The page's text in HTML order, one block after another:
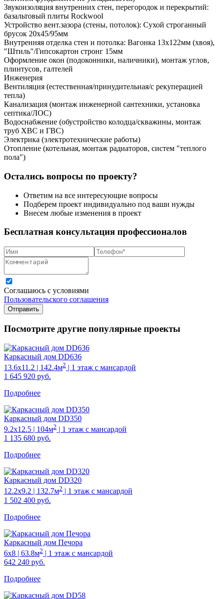
Звукоизоляция внутренних стен, перегородок и перекрытий:
базальтовый плиты Rockwool
Устройство вент.зазора (стены, потолок): Сухой строганный
брусок 20х45/95мм
Внутренняя отделка стен и потолка: Вагонка 13х122мм (хвоя),
"Штиль"/Гипсокартон стронг 15мм
Оформление окон (подоконники, наличники), монтаж углов,
плинтусов, галтелей
Инженерия
Вентиляция (естественная/принудительная/с рекуперацией
тепла)
Канализация (монтаж инженерной сантехники, установка
септика/ЛОС)
Водоснабжение (обустройство колодца/скважины, монтаж
труб ХВС и ГВС)
Электрика (электротехнические работы)
Отопление (котельная, монтаж радиаторов, систем "теплого
пола")
Остались вопросы по проекту?
Ответим на все интересующие вопросы
Подберем проект индивидуально под ваши нужды
Внесем любые изменения в проект
Бесплатная консультация профессионалов
Соглашаюсь с условиями
Пользовательского соглашения
Отправить
Посмотрите другие популярные проекты
Каркасный дом DD636
13.6х11.2 | 142.4м2 | 1 этаж с мансардой
1 645 920 руб.
Подробнее
Каркасный дом DD350
9.2х12.5 | 104м2 | 1 этаж с мансардой
1 135 680 руб.
Подробнее
Каркасный дом DD320
12.2х9.2 | 132.7м2
| 1 этаж с мансардой
1 502 400 руб.
Подробнее
Каркасный дом Печора
6х8 | 63.8м2 | 1 этаж с мансардой
642 240 руб.
Подробнее